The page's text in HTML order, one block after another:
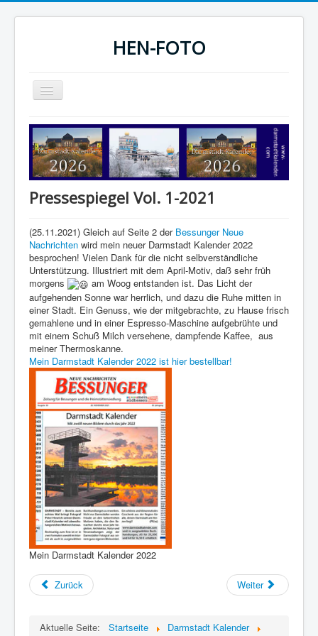
HEN-FOTO
Navigation
an/aus
HEN-FOTO Startseite
Darmstadt Kalender
Sportfotos
Fotografie
Pressespiegel Vol. 1-2021
(25.11.2021) Gleich auf Seite 2 der Bessunger Neue
Nachrichten wird mein neuer Darmstadt Kalender 2022
besprochen! Vielen Dank für die nicht selbverständliche
Unterstützung. Illustriert mit dem April-Motiv, daß sehr früh
morgens
am Woog entstanden ist. Das Licht der
aufgehenden Sonne war herrlich, und dazu die Ruhe mitten in
einer Stadt. Ein Genuss, wie der mitgebrachte, zu Hause frisch
gemahlene und in einer Espresso-Maschine aufgebrühte und
mit einem Schuß Milch versehene, dampfende Kaffee, aus
meiner Thermoskanne.
Mein Darmstadt Kalender 2022 ist hier bestellbar!
Mein Darmstadt Kalender 2022
Zurück Weiter
Aktuelle Seite: Startseite
Darmstadt Kalender